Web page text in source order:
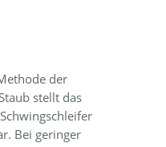
der
stellt das
Bei geringer